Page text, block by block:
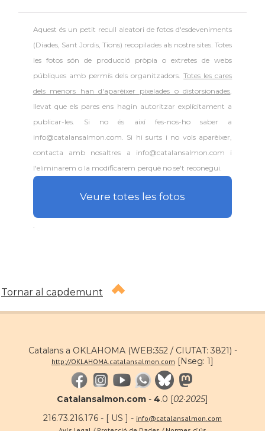
Aquest és un petit recull aleatori defotos d'esdeveniments
(Diades, Sant Jordis, Tions) recopilades als nostre sites. Totes
les fotos són de producció pròpia o extretes de webs
públiques amb permís dels organitzadors.Totes les cares
dels menors han d'aparèixer pixelades o distorsionades,
llevat que els pares ens hagin autoritzar explícitament a
publicar-les. Si no és així fes-nos-ho saber a
info@catalansalmon.com. Si hi surts i no vols aparèixer,
contacta amb nosaltres a info@catalansalmon.com i
l'eliminarem o la modificarem perquè no se't reconegui.
Veure totes les fotos
Tornar al capdemunt
Catalans a OKLAHOMA (WEB:352 / CIUTAT: 3821) -
http://OKLAHOMA.catalansalmon.com [Nseg: 1]
Catalansalmon.com - 4.0 [02·2025]
216.73.216.176 - [ US ] - info@catalansalmon.com